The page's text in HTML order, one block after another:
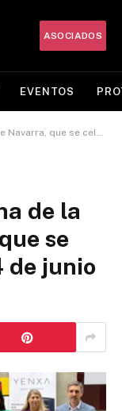
ASOCIADOS
EVENTOS
celebrará del 5 al 14 de junio
de la
se
de junio